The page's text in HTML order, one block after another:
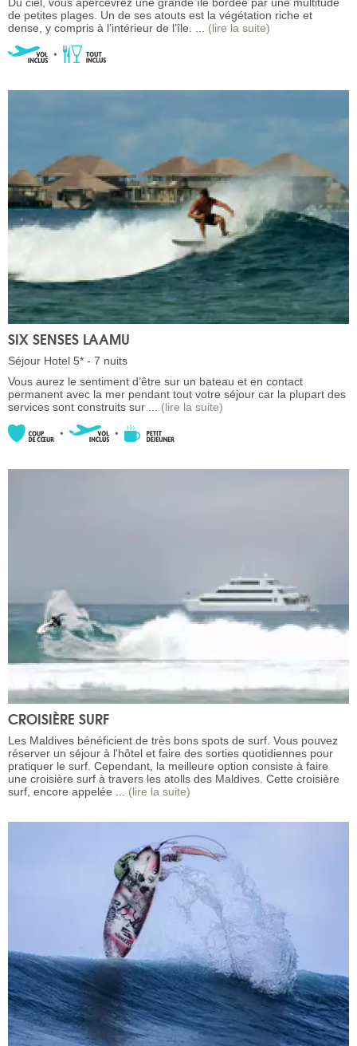
de petites plages. Un de ses atouts est la végétation riche et
dense, y compris à l’intérieur de l’île. ... (lire la suite)
SIX SENSES LAAMU
Séjour Hotel 5* - 7 nuits
Vous aurez le sentiment d’être sur un bateau et en contact
permanent avec la mer pendant tout votre séjour car la plupart des
services sont construits sur ... (lire la suite)
CROISIÈRE SURF
Les Maldives bénéficient de très bons spots de surf. Vous pouvez
réserver un séjour à l'hôtel et faire des sorties quotidiennes pour
pratiquer le surf. Cependant, la meilleure option consiste à faire
une croisière surf à travers les atolls des Maldives. Cette croisière
surf, encore appelée ... (lire la suite)